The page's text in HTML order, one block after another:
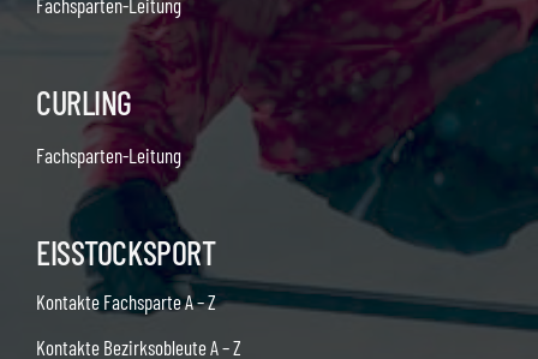
Fachsparten-Leitung
CURLING
Fachsparten-Leitung
EISSTOCKSPORT
Kontakte Fachsparte A – Z
Kontakte Bezirksobleute A – Z